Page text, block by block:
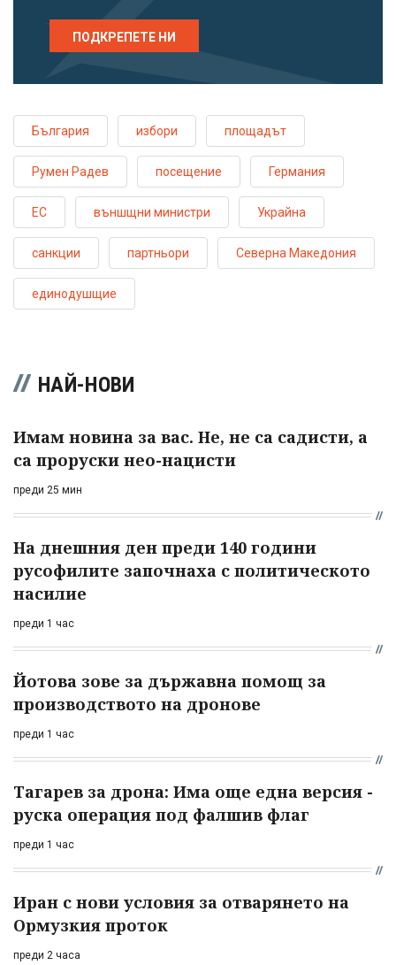
ПОДКРЕПЕТЕ НИ
България избори площадът
Румен Радев посещение Германия
ЕС външщни министри Украйна
санкции партньори Северна Македония
единодушщие
НАЙ-НОВИ
Имам новина за вас. Не, не са садисти, а
са проруски нео-нацисти
преди 25 мин
На днешния ден преди 140 години
русофилите започнаха с политическото
насилие
преди 1 час
Йотова зове за държавна помощ за
производството на дронове
преди 1 час
Тагарев за дрона: Има още една версия -
руска операция под фалшив флаг
преди 1 час
Иран с нови условия за отварянето на
Ормузкия проток
преди 2 часа